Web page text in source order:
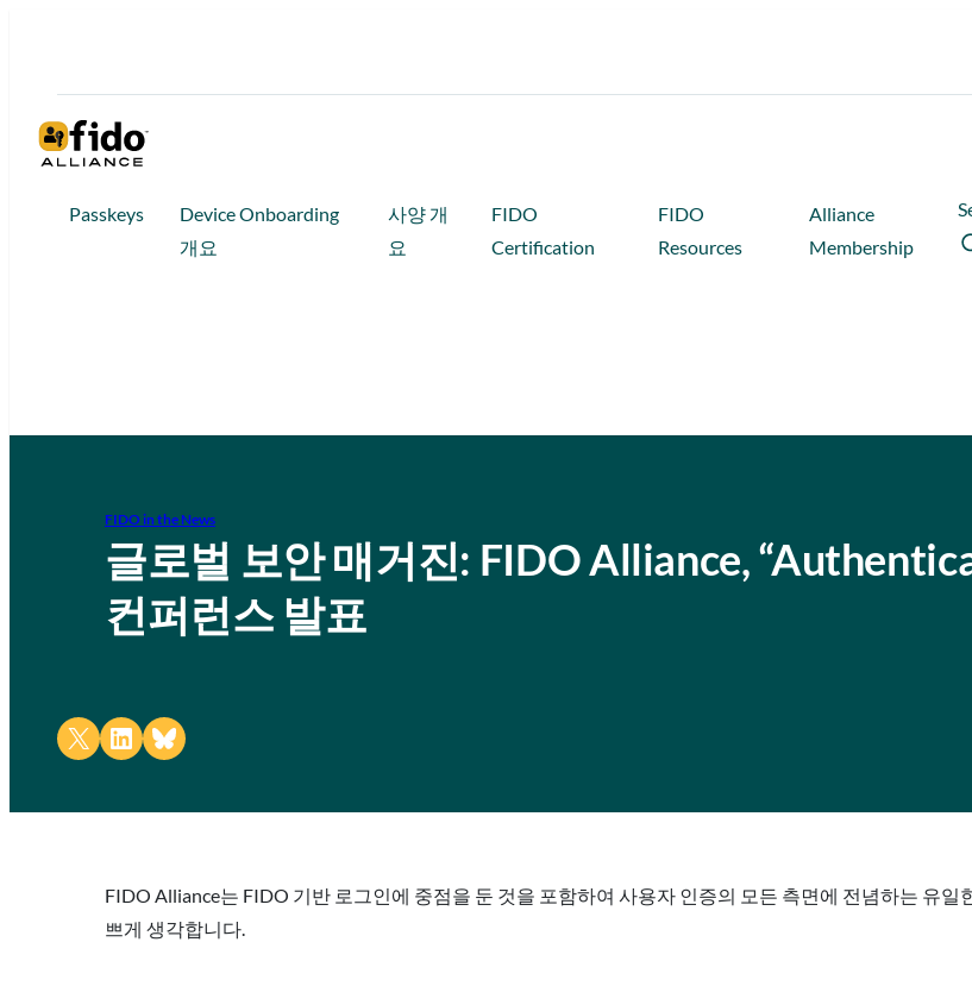
Passkeys
Device Onboarding
개요
사양 개
요
FIDO
Certification
FIDO
Resources
Alliance
Membership
FIDO in the News
글로벌 보안 매거진: FIDO Alliance,
컨퍼런스 발표
Share on X Share on LinkedIn
Share on Bluesky
FIDO Alliance는 FIDO 기반 로그인에 중점을 둔 것을 포함하여 사용자 인증의 모든 측면에 전념하는 유
쁘게 생각합니다.